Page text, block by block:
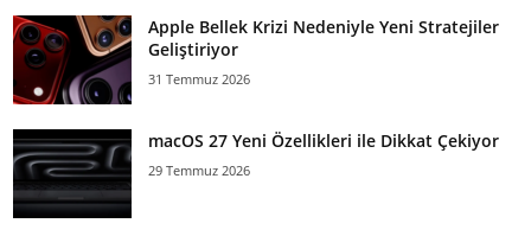
Apple Bellek Krizi Nedeniyle Yeni Stratejiler
Geliştiriyor
31 Temmuz 2026
macOS 27 Yeni Özellikleri ile Dikkat Çekiyor
29 Temmuz 2026